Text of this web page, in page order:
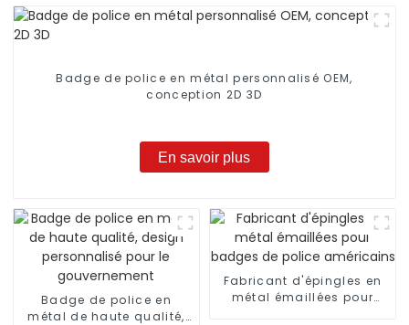
Badge de police en métal personnalisé OEM,
conception 2D 3D
En savoir plus
Badge de police en
métal de haute qualité,
Fabricant d'épingles en
métal émaillées pour